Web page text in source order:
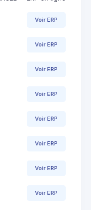
Voir ERP
Voir ERP
Voir ERP
Voir ERP
Voir ERP
Voir ERP
Voir ERP
Voir ERP